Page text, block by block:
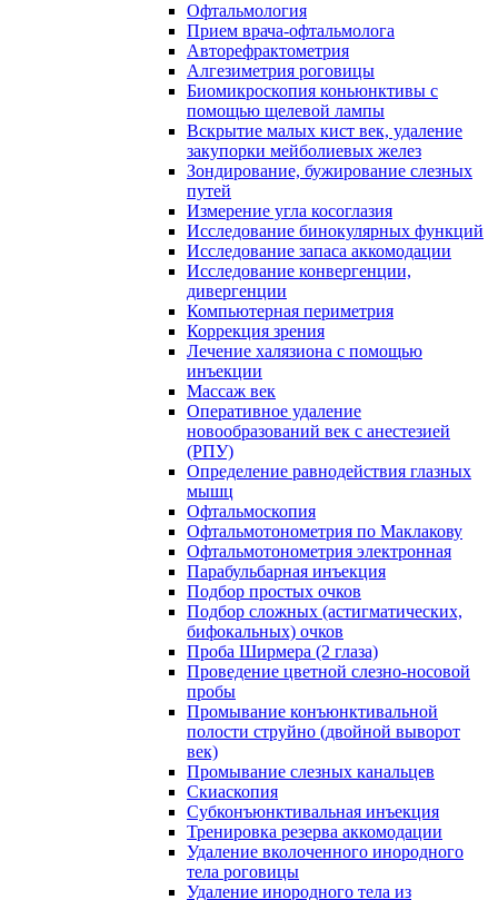
Офтальмология
Прием врача-офтальмолога
Авторефрактометрия
Алгезиметрия роговицы
Биомикроскопия коньюнктивы с
помощью щелевой лампы
Вскрытие малых кист век, удаление
закупорки мейболиевых желез
Зондирование, бужирование слезных
путей
Измерение угла косоглазия
Исследование бинокулярных функций
Исследование запаса аккомодации
Исследование конвергенции,
дивергенции
Компьютерная периметрия
Коррекция зрения
Лечение халязиона с помощью
инъекции
Массаж век
Оперативное удаление
новообразований век с анестезией
(РПУ)
Определение равнодействия глазных
мышц
Офтальмоскопия
Офтальмотонометрия по Маклакову
Офтальмотонометрия электронная
Парабульбарная инъекция
Подбор простых очков
Подбор сложных (астигматических,
бифокальных) очков
Проба Ширмера (2 глаза)
Проведение цветной слезно-носовой
пробы
Промывание конъюнктивальной
полости струйно (двойной выворот
век)
Промывание слезных канальцев
Скиаскопия
Субконъюнктивальная инъекция
Тренировка резерва аккомодации
Удаление вколоченного инородного
тела роговицы
Удаление инородного тела из